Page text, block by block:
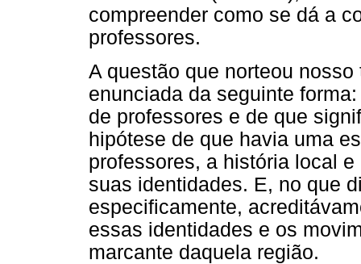
compreender como se dá a
professores.
A questão que norteou
enunciada da seguinte
de professores e de que
hipótese de que havia uma
professores, a história local
suas identidades. E, no que
especificamente,
essas identidades e os
marcante daquela região.